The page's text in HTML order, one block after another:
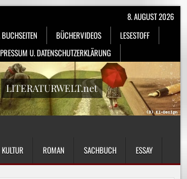
BÜCHERVIDEOS
LESESTOFF
U. DATENSCHUTZERKLÄRUNG
8. AUGUST 2026
LITERATURWELT.net
KULTUR ROMAN SACHBUCH ESSAY